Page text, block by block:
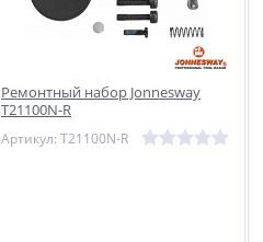
Ремонтный набор Jonnesway
T21100N-R
Артикул: T21100N-R